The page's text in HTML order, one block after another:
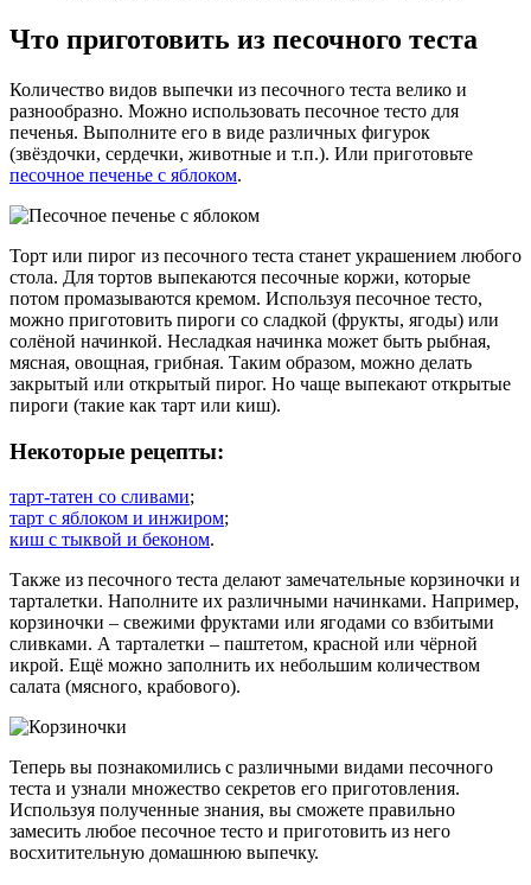
Что приготовить из песочного теста
Количество видов выпечки из песочного теста велико и
разнообразно. Можно использовать песочное тесто для
печенья. Выполните его в виде различных фигурок
(звёздочки, сердечки, животные и т.п.). Или приготовьте
песочное печенье с яблоком.
Торт или пирог из песочного теста станет украшением любого
стола. Для тортов выпекаются песочные коржи, которые
потом промазываются кремом. Используя песочное тесто,
можно приготовить пироги со сладкой (фрукты, ягоды) или
солёной начинкой. Несладкая начинка может быть рыбная,
мясная, овощная, грибная. Таким образом, можно делать
закрытый или открытый пирог. Но чаще выпекают открытые
пироги (такие как тарт или киш).
Некоторые рецепты:
тарт-татен со сливами;
тарт с яблоком и инжиром;
киш с тыквой и беконом.
Также из песочного теста делают замечательные корзиночки и
тарталетки. Наполните их различными начинками. Например,
корзиночки – свежими фруктами или ягодами со взбитыми
сливками. А тарталетки – паштетом, красной или чёрной
икрой. Ещё можно заполнить их небольшим количеством
салата (мясного, крабового).
Теперь вы познакомились с различными видами песочного
теста и узнали множество секретов его приготовления.
Используя полученные знания, вы сможете правильно
замесить любое песочное тесто и приготовить из него
восхитительную домашнюю выпечку.